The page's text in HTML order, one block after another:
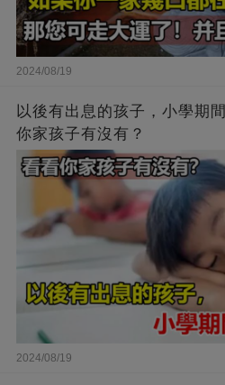
2024/08/19
以後有出息的孩子，小學期
你家孩子有沒有？
2024/08/19